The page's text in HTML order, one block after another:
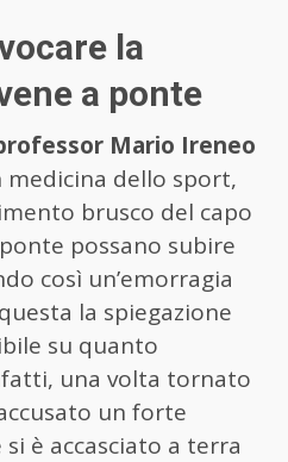
la
a ponte
Mario Ireneo
medicina dello sport,
brusco del capo
possano subire
così un’emorragia
la spiegazione
su quanto
una volta tornato
un forte
è accasciato a terra